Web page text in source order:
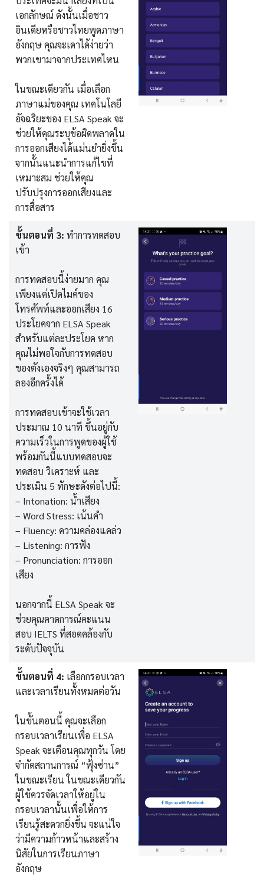
เอกลักษณ์ ดังนั้นเมื่อชาว
อินเดียหรือชาวไทยพูดภาษา
อังกฤษ คุณจะเดาได้ง่ายว่า
พวกเขามาจากประเทศไหน
ในขณะเดียวกัน เมื่อเลือก
ภาษาแม่ของคุณ เทคโนโลยี
อัจฉริยะของ ELSA Speak จะ
ช่วยให้คุณระบุข้อผิดพลาดใน
การออกเสียงได้แม่นยำยิ่งขึ้น
จากนั้นแนะนำการแก้ไขที่
เหมาะสม ช่วยให้คุณ
ปรับปรุงการออกเสียงและ
การสื่อสาร
ขั้นตอนที่ 3: ทำการทดสอบ
เข้า
การทดสอบนี้ง่ายมาก คุณ
เพียงแค่เปิดไมค์ของ
โทรศัพท์และออกเสียง 16
ประโยคจาก ELSA Speak
สำหรับแต่ละประโยค หาก
คุณไม่พอใจกับการทดสอบ
ของตังเองจริงๆ คุณสามารถ
ลองอีกครั้งได้
การทดสอบเข้าจะใช้เวลา
ประมาณ 10 นาที ขึ้นอยู่กับ
ความเร็วในการพูดของผู้ใช้
พร้อมกันนี้แบบทดสอบจะ
ทดสอบ วิเคราะห์ และ
ประเมิน 5 ทักษะดังต่อไปนี้:
– Intonation: น้ำเสียง
– Word Stress: เน้นคำ
– Fluency: ความคล่องแคล่ว
– Listening: การฟัง
– Pronunciation: การออก
เสียง
นอกจากนี้ ELSA Speak จะ
ช่วยคุณคาดการณ์คะแนน
สอบ IELTS ที่สอดคล้องกับ
ระดับปัจจุบัน
ขั้นตอนที่ 4: เลือกกรอบเวลา
และเวลาเรียนทั้งหมดต่อวัน
ในขั้นตอนนี้ คุณจะเลือก
กรอบเวลาเรียนเพื่อ ELSA
Speak จะเตือนคุณทุกวัน โดย
จำกัดสถานการณ์ “ฟุ้งซ่าน”
ในขณะเรียน ในขณะเดียวกัน
ผู้ใช้ควรจัดเวลาให้อยู่ใน
กรอบเวลานั้นเพื่อให้การ
เรียนรู้สะดวกยิ่งขึ้น จะแน่ใจ
ว่ามีความก้าวหน้าและสร้าง
นิสัยในการเรียนภาษา
อังกฤษ